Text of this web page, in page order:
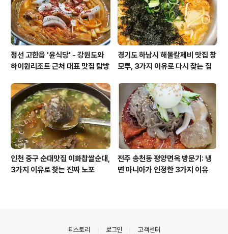
정선 고한읍 '윤식당' - 강원도와
하이원리조트 근처 대표 맛집 탐방
경기도 하남시 해물칼제비 맛집 창
모루, 3가지 이유로 다시 찾는 집
인천 중구 순대맛집 이화찹쌀순대,
3가지 이유로 찾는 진짜 노포
전주 송천동 평양면옥 방문기: 냉
면 마니아가 인정한 3가지 이유
티스토리 로그인 고객센터